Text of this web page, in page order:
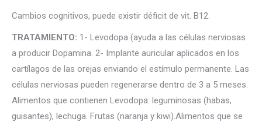
Cambios cognitivos, puede existir déficit de vit. B12.
TRATAMIENTO: 1- Levodopa (ayuda a las células nerviosas
a producir Dopamina. 2- Implante auricular aplicados en los
cartílagos de las orejas enviando el estímulo permanente. Las
células nerviosas pueden regenerarse dentro de 3 a 5 meses.
Alimentos que contienen Levodopa: leguminosas (habas,
guisantes), lechuga. Frutas (naranja y kiwi).Alimentos que se